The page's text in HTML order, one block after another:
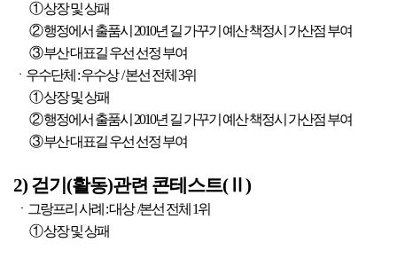
① 상장 및 상패
② 행정에서 출품시 2010년 길 가꾸기 예산 책정시 가산점 부여
③ 부산 대표길 우선 선정 부여
ㆍ우수단체 : 우수상 / 본선 전체 3위
① 상장 및 상패
② 행정에서 출품시 2010년 길 가꾸기 예산 책정시 가산점 부여
③ 부산 대표길 우선 선정 부여
2) 걷기(활동)관련 콘테스트(Ⅱ)
ㆍ그랑프리 사례 : 대상 /본선 전체 1위
① 상장 및 상패